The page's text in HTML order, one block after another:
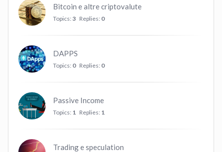
Bitcoin e altre criptovalute
Topics: 3 Replies: 0
DAPPS
Topics: 0 Replies: 0
Passive Income
Topics: 1 Replies: 1
Trading e speculation